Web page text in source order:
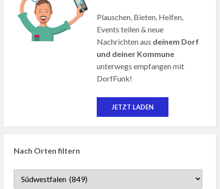
Plauschen, Bieten, Helfen,
Events teilen & neue
Nachrichten aus deinem Dorf
und deiner Kommune
unterwegs empfangen mit
DorfFunk!
JETZT LADEN
Nach Orten filtern